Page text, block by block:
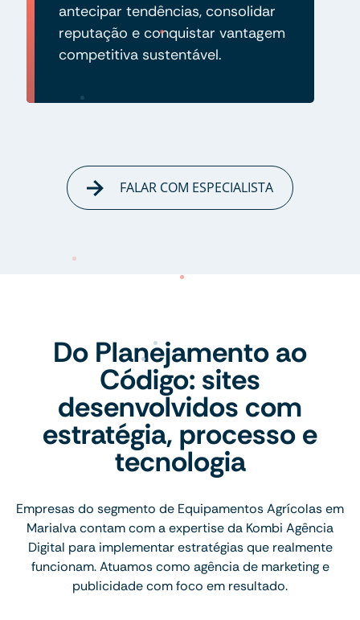
antecipar tendências, consolidar
reputação e conquistar vantagem
competitiva sustentável.
FALAR COM ESPECIALISTA
Do Planejamento ao
Código: sites
desenvolvidos com
estratégia, processo e
tecnologia
Empresas do segmento de Equipamentos Agrícolas em
Marialva contam com a expertise da Kombi Agência
Digital para implementar estratégias que realmente
funcionam. Atuamos como agência de marketing e
publicidade com foco em resultado.